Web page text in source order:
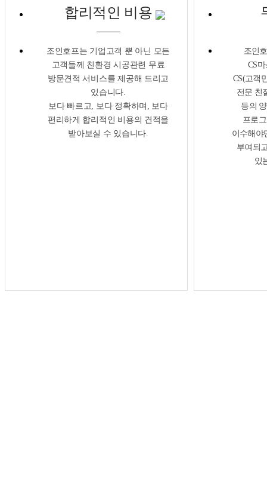
합리적인 비용
조인호프는 기업고객 뿐 아닌 모든
고객들께 친환경 시공관련 무료
방문견적 서비스를 제공해 드리고
있습니다.
보다 빠르고, 보다 정확하며, 보다
편리하게 합리적인 비용의 견적을
받아보실 수 있습니다.
조인
CS
CS(고객
전문 친
등의
프로
이수해야
부여되
있